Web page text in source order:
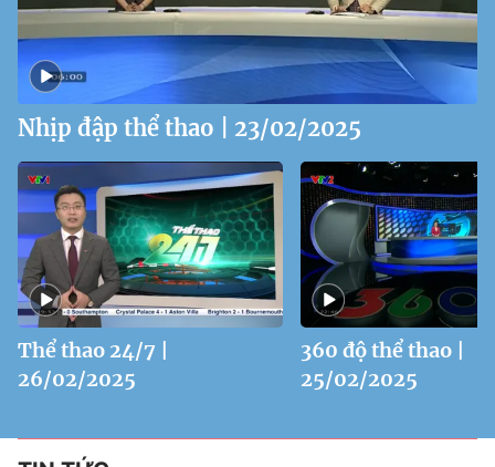
Nhịp đập thể thao | 23/02/2025
Thể thao 24/7 |
26/02/2025
360 độ thể thao |
25/02/2025